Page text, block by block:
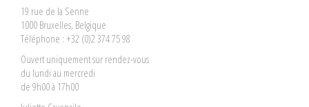
19 rue de la Senne
1000 Bruxelles, Belgique
Téléphone : +32 (0)2 374 75 98
Ouvert uniquement sur rendez-vous
du lundi au mercredi
de 9h00 à 17h00